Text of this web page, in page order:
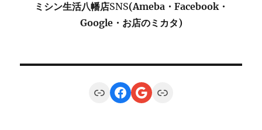
ミシン生活八幡店SNS(Ameba・Facebook・
Google・お店のミカタ)
LinkFacebook
Google
Link